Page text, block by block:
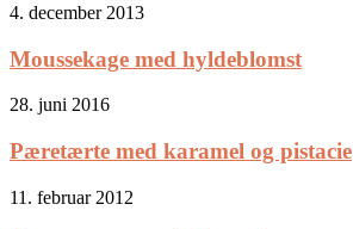
4. december 2013
Moussekage med hyldeblomst
28. juni 2016
Pæretærte med karamel og pistacie
11. februar 2012